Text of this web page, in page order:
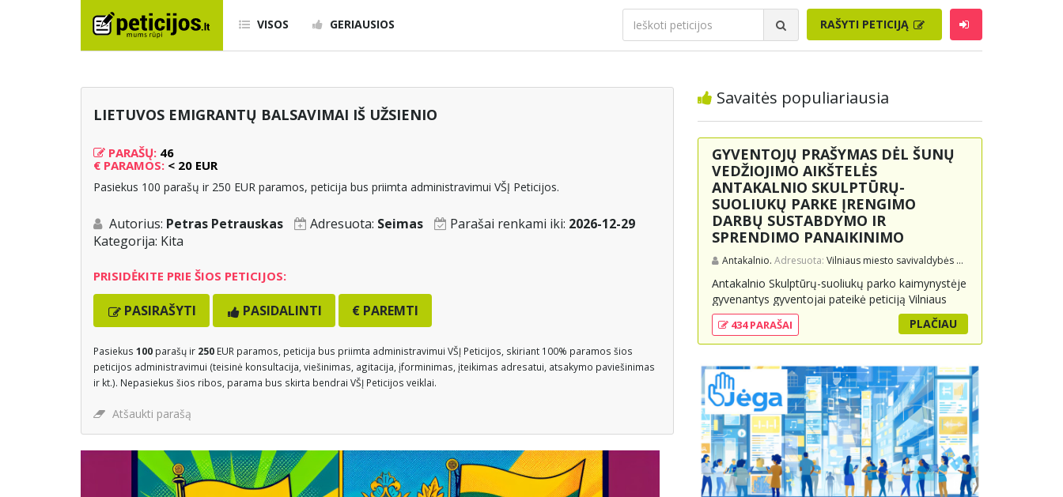
VISOS GERIAUSIOS RAŠYTI PETICIJĄ
LIETUVOS EMIGRANTŲ BALSAVIMAI IŠ UŽSIENIO
PARAŠŲ: 46
€ PARAMOS: < 20 EUR
Pasiekus 100 parašų ir 250 EUR paramos, peticija bus priimta administravimui VŠĮ Peticijos.
Autorius: Petras Petrauskas Adresuota: Seimas Parašai renkami iki: 2026-12-29
Kategorija: Kita
PRISIDĖKITE PRIE ŠIOS PETICIJOS:
PASIRAŠYTI PASIDALINTI € PAREMTI
Pasiekus 100 parašų ir 250 EUR paramos, peticija bus priimta administravimui VŠĮ Peticijos, skiriant 100% paramos šios
peticijos administravimui (teisinė konsultacija, viešinimas, agitacija, įforminimas, įteikimas adresatui, atsakymo paviešinimas
ir kt.). Nepasiekus šios ribos, parama bus skirta bendrai VŠĮ Peticijos veiklai.
Atšaukti parašą
Savaitės populiariausia
GYVENTOJŲ PRAŠYMAS DĖL ŠUNŲ
VEDŽIOJIMO AIKŠTELĖS
ANTAKALNIO SKULPTŪRŲ-
SUOLIUKŲ PARKE ĮRENGIMO
DARBŲ SUSTABDYMO IR
SPRENDIMO PANAIKINIMO
Antakalnio. Adresuota: Vilniaus miesto savivaldybės administracijai, Vilniaus miesto merui
Antakalnio Skulptūrų-suoliukų parko kaimynystėje
gyvenantys gyventojai pateikė peticiją Vilniaus
miesto savivaldybei, prašydami sustabdyti ir
panaikinti sprendimą dėl šunų vedžiojimo
aikštelės įrengimo parke. Jie teigia, kad projektas
buvo pradėtas neinformavus vietos
bendruomenės ir nesilaikant visuomenės
dalyvavimo principų, o parko teritorija patiria
negrįžtamą žalą. Gyventojai pabrėžia, kad parkas
yra kultūrinės ir rekreacinės vertės vieta, todėl
tokie pokyčiai kenkia vietiniams gyventojams ir
viešajam interesui. Jie siūlo svarstyti alternatyvias
vietas šunų aikštelei ir reikalauja visapusiškai
atkurti parko aplinką, jei sprendimas neįrengti
434 PARAŠAI PLAČIAU